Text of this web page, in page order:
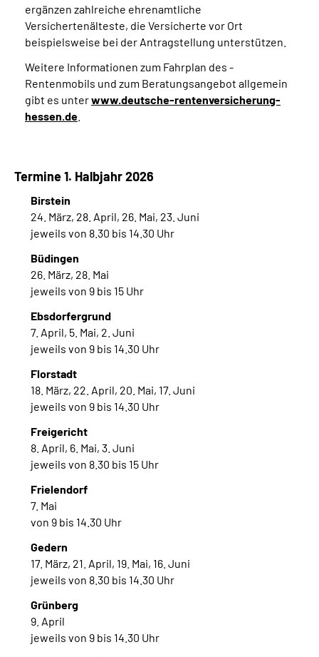
ergänzen zahlreiche ehrenamtliche
Versichertenälteste, die Versicherte vor Ort
beispielsweise bei der Antragstellung unterstützen.
Weitere Informationen zum Fahrplan des ­
Rentenmobils und zum Beratungs­angebot ­allgemein
gibt es unterwww.deutsche-rentenversicherung-
hessen.de
Termine 1. Halbjahr 2026
Birstein
24. März, 28. April, 26. Mai, 23. Juni
jeweils von 8.30 bis 14.30 Uhr
Büdingen
26. März, 28. Mai
jeweils von 9 bis 15 Uhr
Ebsdorfergrund
7. April, 5. Mai, 2. Juni
jeweils von 9 bis 14.30 Uhr
Florstadt
18. März, 22. April, 20. Mai, 17. Juni
jeweils von 9 bis 14.30 Uhr
Freigericht
8. April, 6. Mai, 3. Juni
jeweils von 8.30 bis 15 Uhr
Frielendorf
7. Mai
von 9 bis 14.30 Uhr
Gedern
17. März, 21. April, 19. Mai, 16. Juni
jeweils von 8.30 bis 14.30 Uhr
Grünberg
9. April
jeweils von 9 bis 14.30 Uhr